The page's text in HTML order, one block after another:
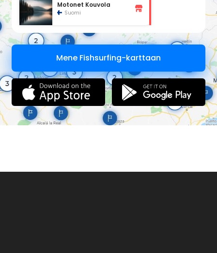
Motonet Kouvola
Suomi
Mene Fishsurfing-karttaan